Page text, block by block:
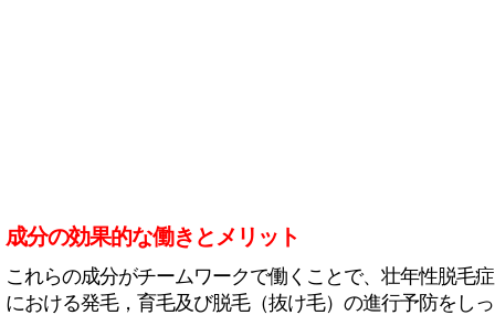
成分の効果的な働きとメリット
これらの成分がチームワークで働くことで、壮年性脱毛症
における発毛，育毛及び脱毛（抜け毛）の進行予防をしっ